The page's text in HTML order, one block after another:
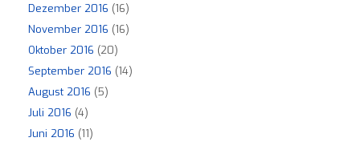
Dezember 2016 (16)
November 2016 (16)
Oktober 2016 (20)
September 2016 (14)
August 2016 (5)
Juli 2016 (4)
Juni 2016 (11)